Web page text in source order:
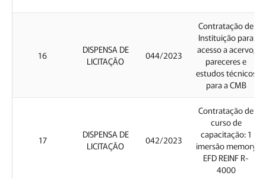
16
DISPENSA DE
LICITAÇÃO
044/2023
Contratação de
Instituição para
acesso a acervo,
pareceres e
estudos técnicos
para a CMB
17
DISPENSA DE
LICITAÇÃO
042/2023
Contratação de
curso de
capacitação: 1
imersão memory
EFD REINF R-
4000